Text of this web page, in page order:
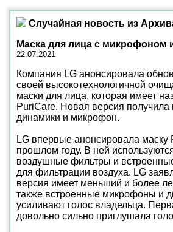
Случайная новость из
Маска для лица с микрофоном
22.07.2021
Компания LG анонсировала
своей высокотехнологичной
маски для лица, которая имеет
PuriCare. Новая версия получила
динамики и микрофон.
LG впервые анонсировала маску
прошлом году. В ней
воздушные фильтры и
для фильтрации воздуха. LG
версия имеет меньший и более
также встроенные микрофоны и
усиливают голос владельца.
довольно сильно приглушала